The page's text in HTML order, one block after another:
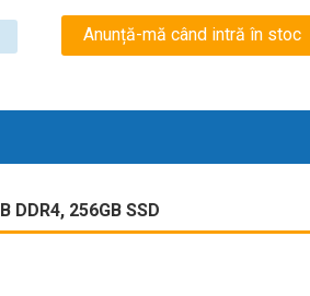
Anunță-mă când intră în stoc
DDR4, 256GB SSD